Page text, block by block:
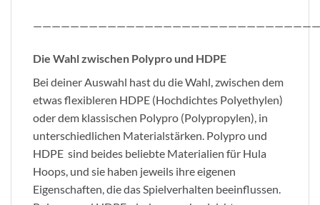
Die Wahl zwischen Polypro und HDPE
Bei deiner Auswahl hast du die Wahl, zwischen dem
etwas flexibleren HDPE (Hochdichtes Polyethylen)
oder dem klassischen Polypro (Polypropylen), in
unterschiedlichen Materialstärken. Polypro und
HDPE sind beides beliebte Materialien für Hula
Hoops, und sie haben jeweils ihre eigenen
Eigenschaften, die das Spielverhalten beeinflussen.